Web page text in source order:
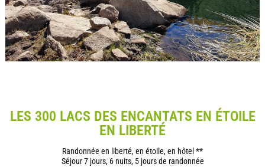
LES 300 LACS DES ENCANTATS EN ÉTOILE
EN LIBERTÉ
Randonnée en liberté, en étoile, en hôtel **
Séjour 7 jours, 6 nuits, 5 jours de randonnée